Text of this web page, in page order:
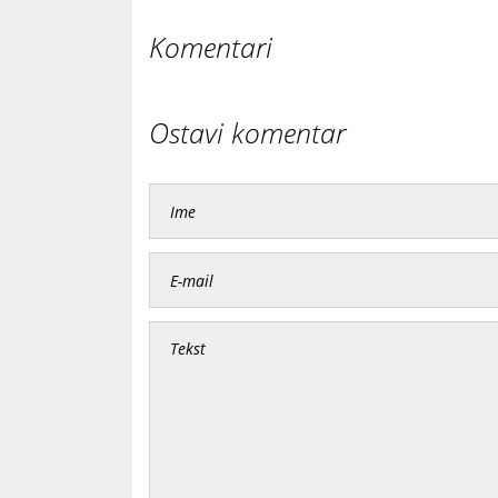
Komentari
Ostavi komentar